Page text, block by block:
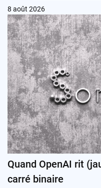
8 août 2026
Quand OpenAI rit
carré binaire